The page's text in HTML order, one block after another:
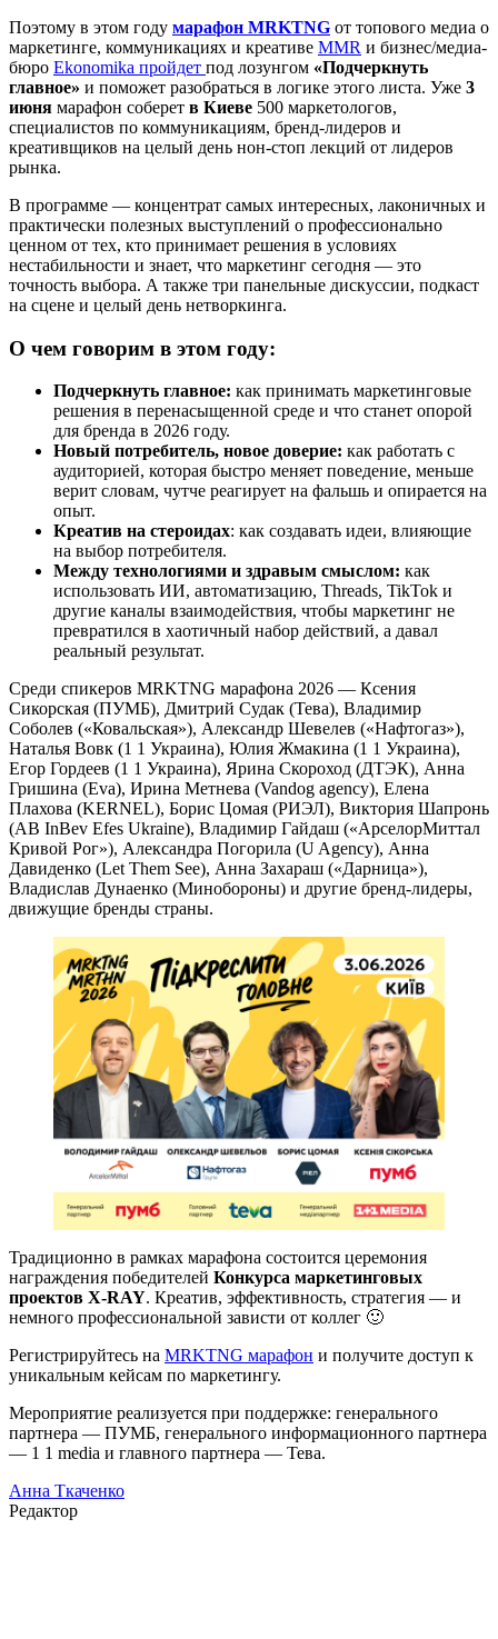
Поэтому в этом году марафон MRKTNG от топового медиа о
маркетинге, коммуникациях и креативе MMR и бизнес/медиа-
бюро Ekonomika пройдет под лозунгом «Подчеркнуть
главное» и поможет разобраться в логике этого листа. Уже 3
июня марафон соберет в Киеве 500 маркетологов,
специалистов по коммуникациям, бренд-лидеров и
креативщиков на целый день нон-стоп лекций от лидеров
рынка.
В программе — концентрат самых интересных, лаконичных и
практически полезных выступлений о профессионально
ценном от тех, кто принимает решения в условиях
нестабильности и знает, что маркетинг сегодня — это
точность выбора. А также три панельные дискуссии, подкаст
на сцене и целый день нетворкинга.
О чем говорим в этом году:
Подчеркнуть главное: как принимать маркетинговые
решения в перенасыщенной среде и что станет опорой
для бренда в 2026 году.
Новый потребитель, новое доверие: как работать с
аудиторией, которая быстро меняет поведение, меньше
верит словам, чутче реагирует на фальшь и опирается на
опыт.
Креатив на стероидах: как создавать идеи, влияющие
на выбор потребителя.
Между технологиями и здравым смыслом: как
использовать ИИ, автоматизацию, Threads, TikTok и
другие каналы взаимодействия, чтобы маркетинг не
превратился в хаотичный набор действий, а давал
реальный результат.
Среди спикеров MRKTNG марафона 2026 — Ксения
Сикорская (ПУМБ), Дмитрий Судак (Тева), Владимир
Соболев («Ковальская»), Александр Шевелев («Нафтогаз»),
Наталья Вовк (1 1 Украина), Юлия Жмакина (1 1 Украина),
Егор Гордеев (1 1 Украина), Ярина Скороход (ДТЭК), Анна
Гришина (Eva), Ирина Метнева (Vandog agency), Елена
Плахова (KERNEL), Борис Цомая (РИЭЛ), Виктория Шапронь
(AB InBev Efes Ukraine), Владимир Гайдаш («АрселорМиттал
Кривой Рог»), Александра Погорила (U Agency), Анна
Давиденко (Let Them See), Анна Захараш («Дарница»),
Владислав Дунаенко (Минобороны) и другие бренд-лидеры,
движущие бренды страны.
Традиционно в рамках марафона состоится церемония
награждения победителей Конкурса маркетинговых
проектов X-RAY. Креатив, эффективность, стратегия — и
немного профессиональной зависти от коллег 🙂
Регистрируйтесь на MRKTNG марафон и получите доступ к
уникальным кейсам по маркетингу.
Мероприятие реализуется при поддержке: генерального
партнера — ПУМБ, генерального информационного партнера
— 1 1 media и главного партнера — Тева.
Анна Ткаченко
Редактор